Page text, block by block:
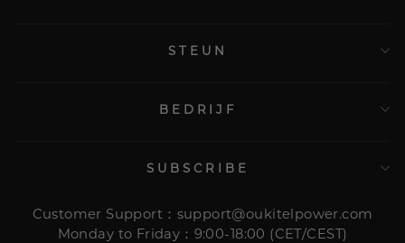
STEUN
BEDRIJF
SUBSCRIBE
Customer Support：support@oukitelpower.com
Monday to Friday：9:00-18:00 (CET/CEST)